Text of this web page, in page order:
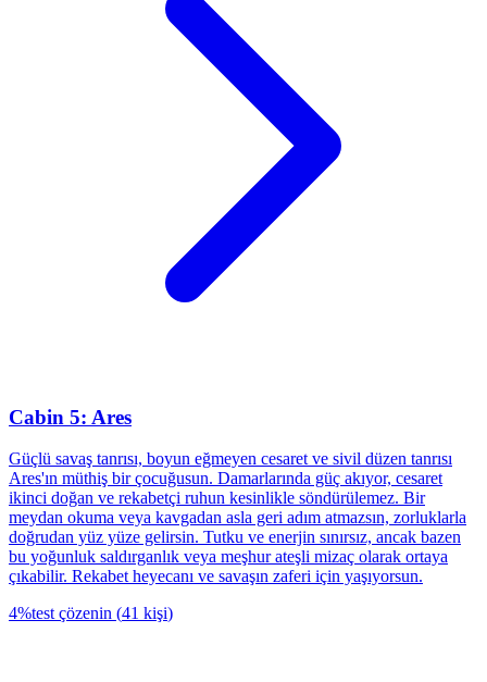
Cabin 5: Ares
Güçlü savaş tanrısı, boyun eğmeyen cesaret ve sivil düzen tanrısı
Ares'ın müthiş bir çocuğusun. Damarlarında güç akıyor, cesaret
ikinci doğan ve rekabetçi ruhun kesinlikle söndürülemez. Bir
meydan okuma veya kavgadan asla geri adım atmazsın, zorluklarla
doğrudan yüz yüze gelirsin. Tutku ve enerjin sınırsız, ancak bazen
bu yoğunluk saldırganlık veya meşhur ateşli mizaç olarak ortaya
çıkabilir. Rekabet heyecanı ve savaşın zaferi için yaşıyorsun.
4%test çözenin (41 kişi)